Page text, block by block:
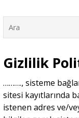
Gizlilik
………., sisteme
sitesi kayıtlarında
istenen adres ve/